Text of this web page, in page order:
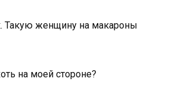
Такую женщину на макароны
на моей стороне?